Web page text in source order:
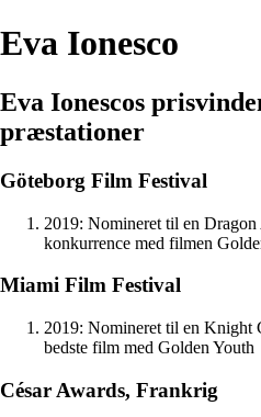
Eva Ionesco
Eva Ionescos
præstationer
Göteborg Film Festival
2019: Nomineret til en
konkurrence med filmen
Miami Film Festival
2019: Nomineret til en Knight
bedste film med Golden Youth
César Awards, Frankrig